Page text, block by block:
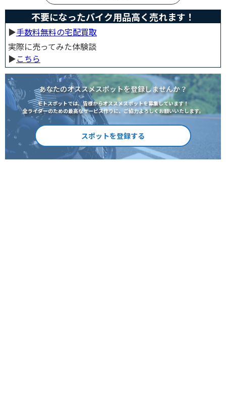
不要になったバイク用品高く売れます！
▶︎手数料無料の宅配買取
実際に売ってみた体験談
▶︎こちら
あなたのオススメスポットを登録しませんか？
モトスポットでは、皆様からオススメスポットを募集しています！
全ライダーのための最高なサービス作りに、ご協力よろしくお願いいたします。
スポットを登録する